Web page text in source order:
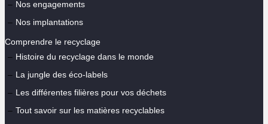
Nos engagements
Nos implantations
Comprendre le recyclage
Histoire du recyclage dans le monde
La jungle des éco-labels
Les différentes filières pour vos déchets
Tout savoir sur les matières recyclables